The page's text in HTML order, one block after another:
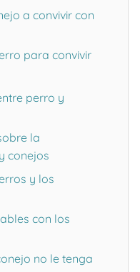
a convivir con
para convivir
perro y
la
conejos
y los
con los
no le tenga